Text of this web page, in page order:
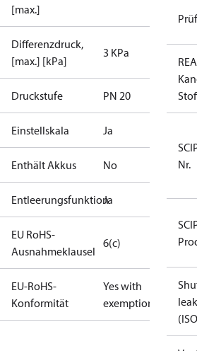
[max.]
Differenzdruck,
[max.] [kPa]
3 KPa
Druckstufe PN 20
Einstellskala Ja
Enthält Akkus No
EntleerungsfunktionJa
EU RoHS-
Ausnahmeklausel
6(c)
EU-RoHS-
Konformität
Yes with
exemptions
Nr.